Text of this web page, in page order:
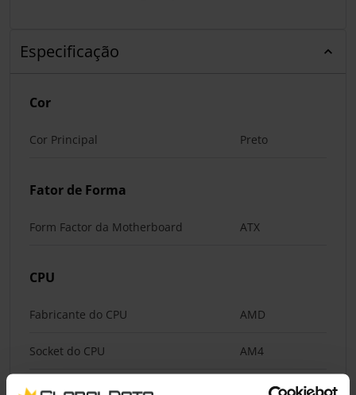
Especificação
Cor
Cor Principal Preto
Fator de Forma
Form Factor da Motherboard ATX
CPU
Fabricante do CPU AMD
Socket do CPU AM4